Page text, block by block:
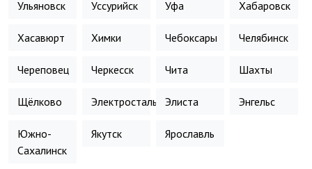
Ульяновск Уссурийск Уфа Хабаровск
Хасавюрт Химки Чебоксары Челябинск
Череповец Черкесск Чита Шахты
Щёлково Электросталь Элиста Энгельс
Южно-
Сахалинск
Якутск Ярославль